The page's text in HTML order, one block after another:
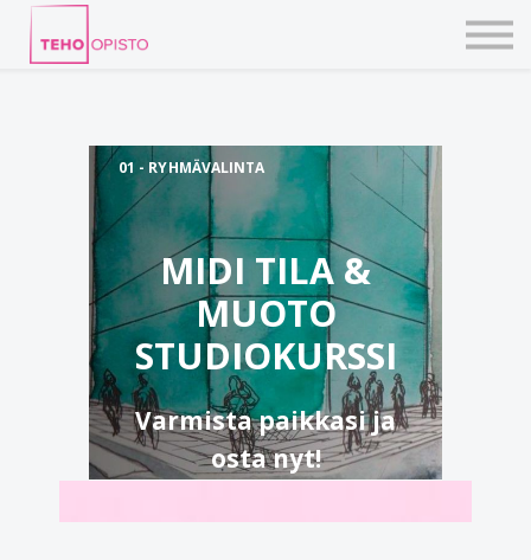
KIRJAUDU TEHOVERKKOON
01 - RYHMÄVALINTA
MIDI TILA &
MUOTO
STUDIOKURSSI
Varmista paikkasi ja
osta nyt!